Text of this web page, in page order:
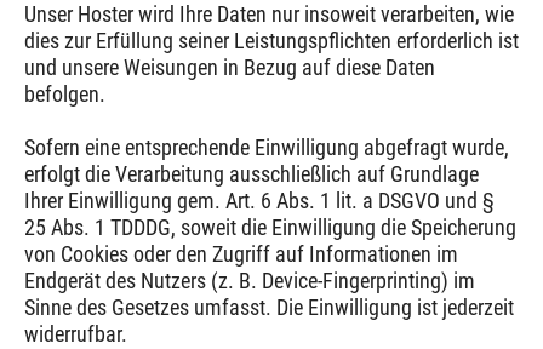
Unser Hoster wird Ihre Daten nur insoweit verarbeiten, wie
dies zur Erfüllung seiner Leistungspflichten erforderlich ist
und unsere Weisungen in Bezug auf diese Daten
befolgen.
Sofern eine entsprechende Einwilligung abgefragt wurde,
erfolgt die Verarbeitung ausschließlich auf Grundlage
Ihrer Einwilligung gem. Art. 6 Abs. 1 lit. a DSGVO und §
25 Abs. 1 TDDDG, soweit die Einwilligung die Speicherung
von Cookies oder den Zugriff auf Informationen im
Endgerät des Nutzers (z. B. Device-Fingerprinting) im
Sinne des Gesetzes umfasst. Die Einwilligung ist jederzeit
widerrufbar.